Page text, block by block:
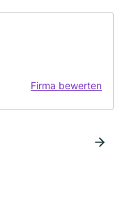
Firma bewerten